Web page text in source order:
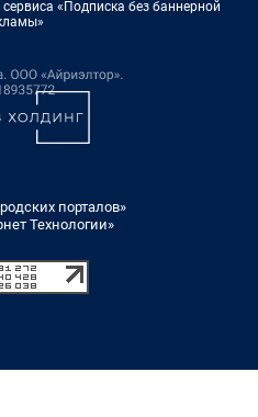
«Подписка без баннерной
порталов»
Технологии»